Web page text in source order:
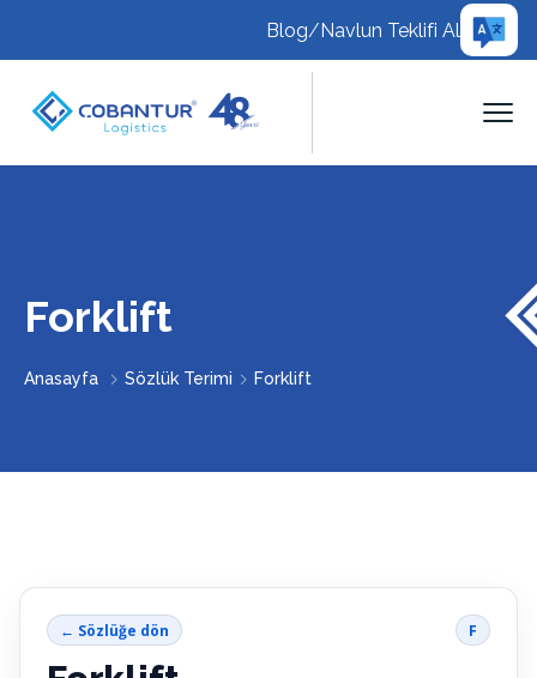
Blog/Navlun Teklifi Al
Forklift
Anasayfa Sözlük Terimi Forklift
← Sözlüğe dön F